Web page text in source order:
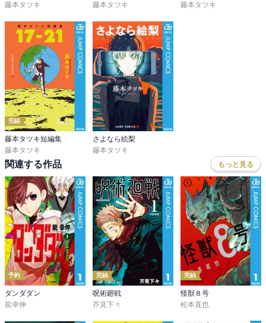
藤本タツキ
藤本タツキ
藤本タツキ
完結
藤本タツキ短編集
藤本タツキ
さよなら絵梨
藤本タツキ
関連する作品 もっと見る
予約
ダンダダン
龍幸伸
完結
呪術廻戦
芥見下々
完結
怪獣８号
松本直也